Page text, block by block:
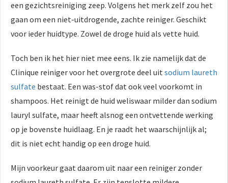
een gezichtsreiniging zeep. Volgens het merk zelf zou het
gaan om een niet-uitdrogende, zachte reiniger. Geschikt
voor ieder huidtype. Zowel de droge huid als vette huid.
Toch ben ik het hier niet mee eens. Ik zie namelijk dat de
Clinique reiniger voor het overgrote deel uit sodium laureth
sulfate bestaat. Een was-stof dat ook veel voorkomt in
shampoos. Het reinigt de huid weliswaar milder dan sodium
lauryl sulfate, maar heeft alsnog een ontvettende werking
op je bovenste huidlaag. En je raadt het waarschijnlijk al;
dit is niet echt handig op een droge huid.
Mijn voorkeur gaat daarom uit naar een reiniger zonder